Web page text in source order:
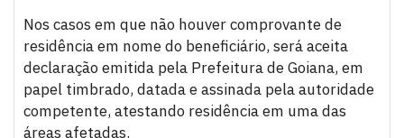
Nos casos em que não houver comprovante de
residência em nome do beneficiário, será aceita
declaração emitida pela Prefeitura de Goiana, em
papel timbrado, datada e assinada pela autoridade
competente, atestando residência em uma das
áreas afetadas.